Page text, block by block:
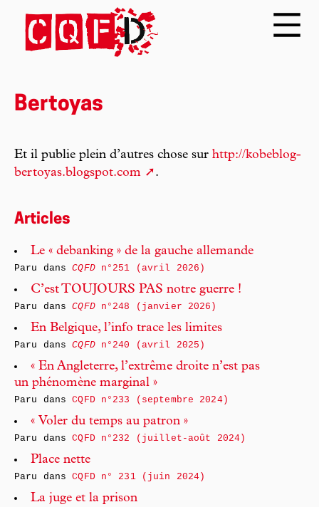
Bertoyas
Et il publie plein d’autres chose sur http://kobeblog-
bertoyas.blogspot.com
.
Articles
Le « debanking » de la gauche allemande
Paru dansCQFDn°251 (avril 2026)
C’est TOUJOURS PAS notre guerre !
Paru dansCQFDn°248 (janvier 2026)
En Belgique, l’info trace les limites
Paru dansCQFDn°240 (avril 2025)
« En Angleterre, l’extrême droite n’est pas
un phénomène marginal »
Paru dansCQFD n°233 (septembre 2024)
« Voler du temps au patron »
Paru dansCQFD n°232 (juillet-août 2024)
Place nette
Paru dansCQFD n° 231 (juin 2024)
La juge et la prison